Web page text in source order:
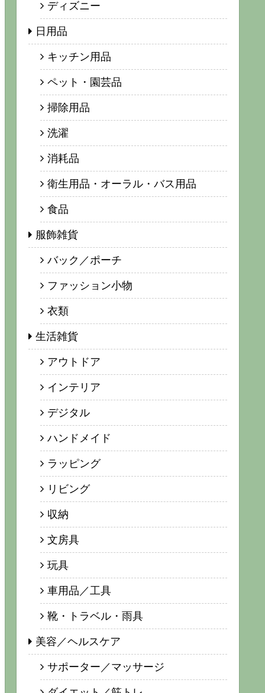
ディズニー
日用品
キッチン用品
ペット・園芸品
掃除用品
洗濯
消耗品
衛生用品・オーラル・バス用品
食品
服飾雑貨
バック／ポーチ
ファッション小物
衣類
生活雑貨
アウトドア
インテリア
デジタル
ハンドメイド
ラッピング
リビング
収納
文房具
玩具
車用品／工具
靴・トラベル・雨具
美容／ヘルスケア
サポーター／マッサージ